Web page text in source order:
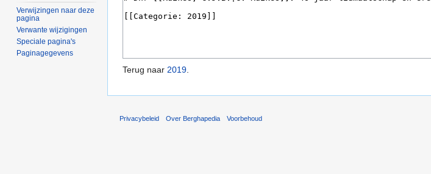
Terug naar 2019.
Verwijzingen naar deze
pagina
Verwante wijzigingen
Speciale pagina's
Paginagegevens
Privacybeleid Over Berghapedia Voorbehoud